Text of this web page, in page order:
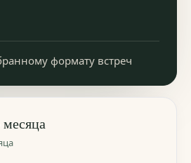
формату встреч